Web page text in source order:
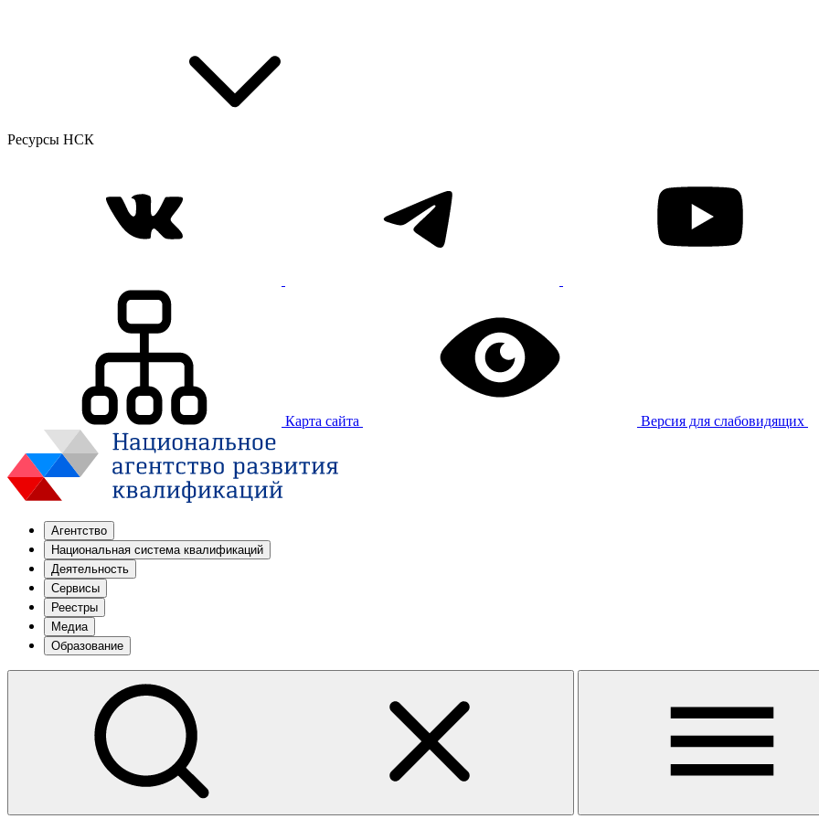
Ресурсы НСК
Карта сайта Версия для слабовидящих
Агентство
Национальная система квалификаций
Деятельность
Сервисы
Реестры
Медиа
Образование